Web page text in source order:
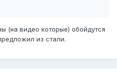
(на видео которые) обойдутся
из стали.